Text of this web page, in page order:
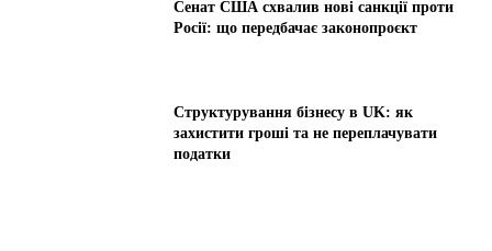
Сенат США схвалив нові санкції проти
Росії: що передбачає законопроєкт
Структурування бізнесу в UK: як
захистити гроші та не переплачувати
податки